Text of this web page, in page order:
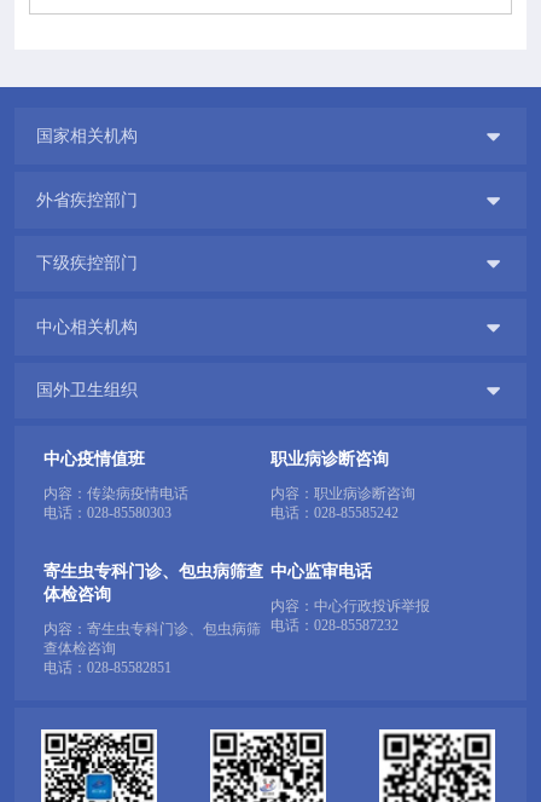
国家相关机构 
外省疾控部门 
下级疾控部门 
中心相关机构 
国外卫生组织 
中心疫情值班
内容：传染病疫情电话
电话： 028-85580303
职业病诊断咨询
内容：职业病诊断咨询
电话： 028-85585242
寄生虫专科门诊、包虫病筛查
体检咨询
内容：寄生虫专科门诊、包虫病筛
查体检咨询
电话： 028-85582851
中心监审电话
内容：中心行政投诉举报
电话： 028-85587232